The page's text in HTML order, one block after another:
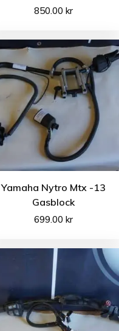
850.00 kr
Yamaha Nytro Mtx -13
Gasblock
699.00 kr